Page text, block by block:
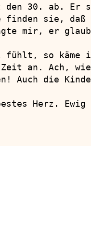
den 30. ab. Er
sie, daß
mir, er
fühlt, so käme
an. Ach,
Auch die
Herz.